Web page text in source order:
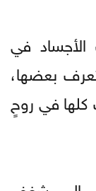
في
بعضها،
في روحٍ